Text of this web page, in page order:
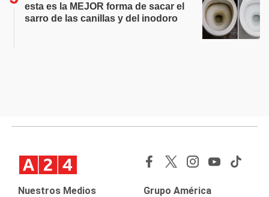
esta es la MEJOR forma de sacar el
sarro de las canillas y del inodoro
Nuestros Medios Grupo América